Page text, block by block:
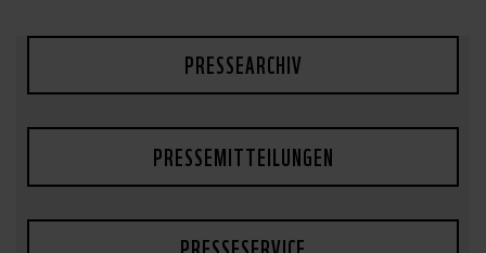
PRESSEARCHIV
PRESSEMITTEILUNGEN